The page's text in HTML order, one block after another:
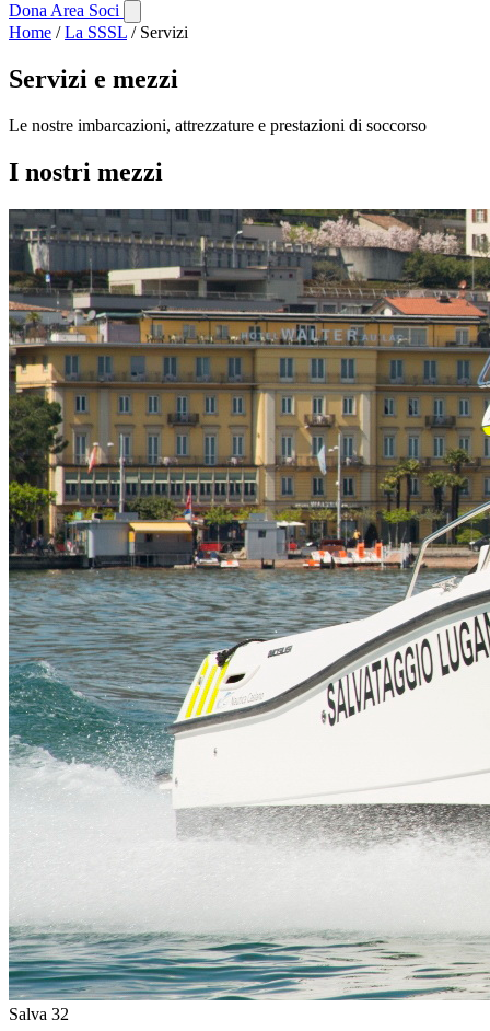
Dona Area Soci
Home /La SSSL / Servizi
Servizi e mezzi
Le nostre imbarcazioni, attrezzature e prestazioni di soccorso
I nostri mezzi
Salva 32